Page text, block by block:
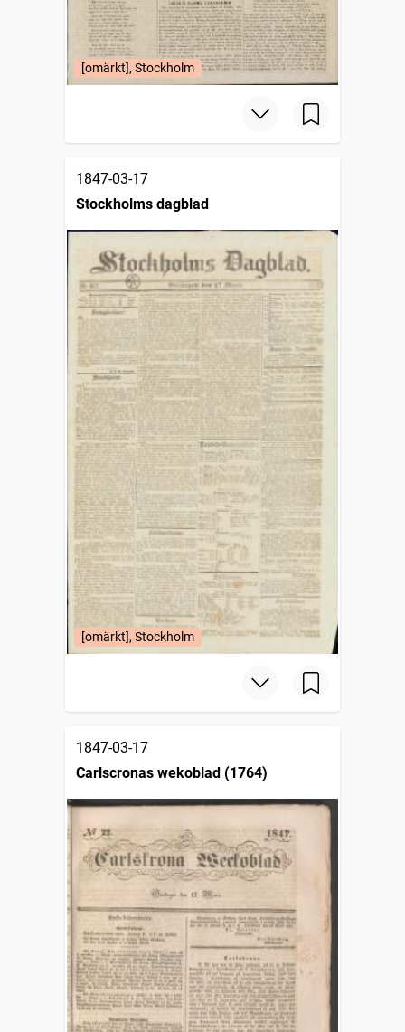
[omärkt], Stockholm
1847-03-17
Stockholms dagblad
[omärkt], Stockholm
1847-03-17
Carlscronas wekoblad (1764)